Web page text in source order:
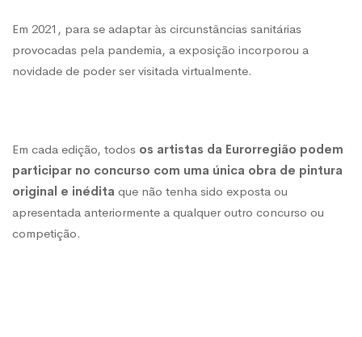
Em 2021, para se adaptar às circunstâncias sanitárias
provocadas pela pandemia, a exposição incorporou a
novidade de poder ser visitada virtualmente.
Em cada edição, todos os artistas da Eurorregião podem
participar no concurso com uma única obra de pintura
original e inédita que não tenha sido exposta ou
apresentada anteriormente a qualquer outro concurso ou
competição.